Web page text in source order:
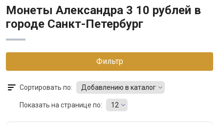
Монеты Александра 3 10 рублей в
городе Санкт-Петербург
Фильтр
Сортировать по: Добавлению в каталог
Показать на странице по: 12